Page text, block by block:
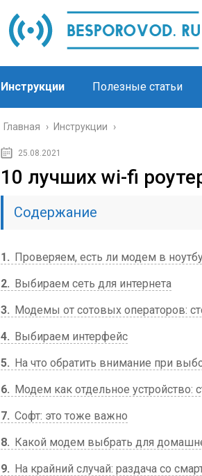
Инструкции Полезные статьи
Главная › Инструкции ›
25.08.2021
10 лучших wi-fi
Содержание
1
Проверяем, есть ли модем в
2
Выбираем сеть для интернета
3
Модемы от сотовых операторов:
4
Выбираем интерфейс
5
На что обратить внимание при
6
Модем как отдельное устройство:
7 Софт: это тоже важно
8
Какой модем выбрать для
9
На крайний случай: раздача со